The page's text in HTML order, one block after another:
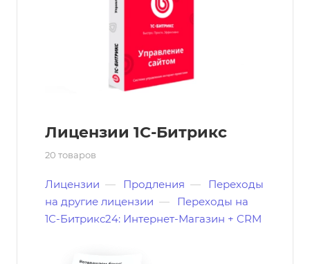
Лицензии 1С-Битрикс
20 товаров
Лицензии — Продления —
Переходы
на другие лицензии —
Переходы на
1С-Битрикс24: Интернет-Магазин + CRM